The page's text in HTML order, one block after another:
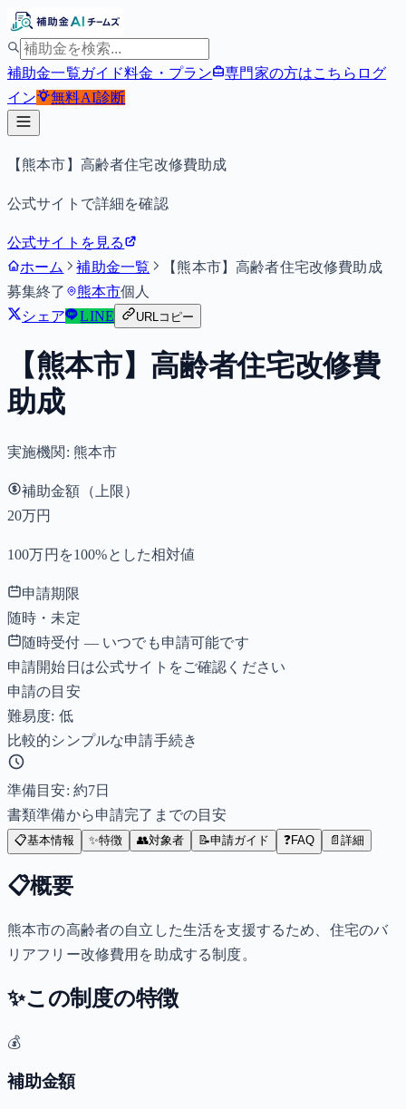
補助金一覧ガイド料金・プラン 専門家の方はこちら ログ
イン
無料AI診断
【熊本市】高齢者住宅改修費助成
公式サイトで詳細を確認
公式サイトを見る
ホーム
補助金一覧
【熊本市】高齢者住宅改修費助成
募集終了
熊本市個人
シェア
LINE URLコピー
【熊本市】高齢者住宅改修費
助成
実施機関: 熊本市
補助金額（上限）
20万円
100万円を100%とした相対値
申請期限
随時・未定
随時受付 — いつでも申請可能です
申請開始日は公式サイトをご確認ください
申請の目安
難易度: 低
比較的シンプルな申請手続き
準備目安: 約7日
書類準備から申請完了までの目安
📋基本情報 ✨特徴 👥対象者 📝申請ガイド ❓FAQ 📄 詳細
📋概要
熊本市の高齢者の自立した生活を支援するため、住宅のバ
リアフリー改修費用を助成する制度。
✨この制度の特徴
💰
補助金額